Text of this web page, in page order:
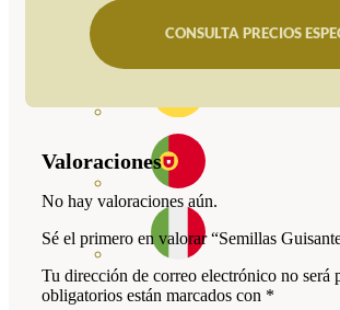
CONSULTA PRECIOS
Valoraciones
No hay valoraciones aún.
Sé el primero en valorar “Semillas
Tu dirección de correo electrónico no será
obligatorios están marcados con *